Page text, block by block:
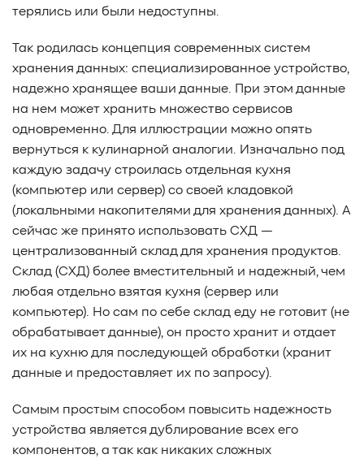
#Sunfish
#SODA Foundation
#disaggregated storage
#bandwidth
#throughput #block size
#I/O size
#IOPs
#latency #queue depth
#percentile
#workload
#Sprandom
#preconditioning
#S3 over RDMA
#GPU-Direct
#Guardian
#MCP-интеграция
#Резервное копирование
#Western Digital OptiNAND
#Безопасность
#Shingled Magnetic Recording
#NAS
#Kioxia
терялись или были недоступны.
Так родилась концепция современных систем
хранения данных: специализированное устройство,
надежно хранящее ваши данные. При этом данные
на нем может хранить множество сервисов
одновременно. Для иллюстрации можно опять
вернуться к кулинарной аналогии. Изначально под
каждую задачу строилась отдельная кухня
(компьютер или сервер) со своей кладовкой
(локальными накопителями для хранения данных). А
сейчас же принято использовать СХД —
централизованный склад для хранения продуктов.
Склад (СХД) более вместительный и надежный, чем
любая отдельно взятая кухня (сервер или
компьютер). Но сам по себе склад еду не готовит (не
обрабатывает данные), он просто хранит и отдает
их на кухню для последующей обработки (хранит
данные и предоставляет их по запросу).
Самым простым способом повысить надежность
устройства является дублирование всех его
компонентов, а так как никаких сложных